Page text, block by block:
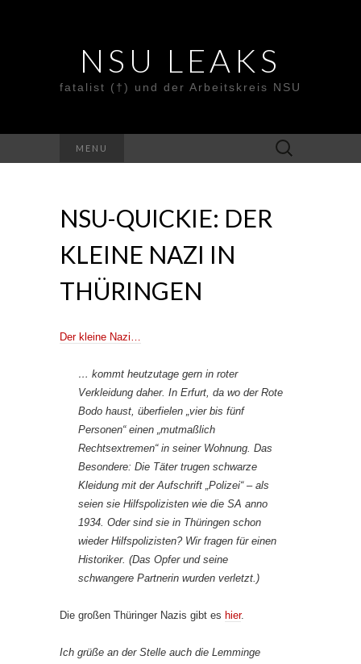
NSU LEAKS
fatalist (†) und der Arbeitskreis NSU
MENU
Suche
nach:
NSU-QUICKIE: DER
KLEINE NAZI IN
THÜRINGEN
Der kleine Nazi…
… kommt heutzutage gern in roter
Verkleidung daher. In Erfurt, da wo der Rote
Bodo haust, überfielen „vier bis fünf
Personen“ einen „mutmaßlich
Rechtsextremen“ in seiner Wohnung. Das
Besondere: Die Täter trugen schwarze
Kleidung mit der Aufschrift „Polizei“ – als
seien sie Hilfspolizisten wie die SA anno
1934. Oder sind sie in Thüringen schon
wieder Hilfspolizisten? Wir fragen für einen
Historiker. (Das Opfer und seine
schwangere Partnerin wurden verletzt.)
Die großen Thüringer Nazis gibt es hier.
Ich grüße an der Stelle auch die Lemminge